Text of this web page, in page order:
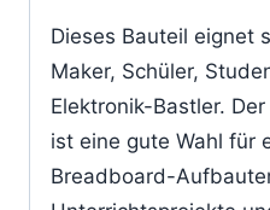
Dieses Bauteil eignet
Maker, Schüler,
Elektronik-Bastler.
ist eine gute Wahl für
Breadboard-